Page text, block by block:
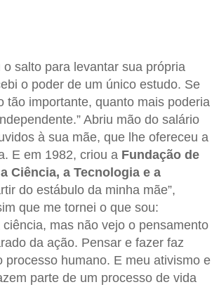
salto para levantar sua própria
o poder de um único estudo. Se
tão importante, quanto mais poderia
Abriu mão do salário
à sua mãe, que lhe ofereceu a
E em 1982, criou a Fundação de
Ciência, a Tecnologia e a
do estábulo da minha mãe”,
que me tornei o que sou:
mas não vejo o pensamento
da ação. Pensar e fazer faz
processo humano. E meu ativismo e
parte de um processo de vida